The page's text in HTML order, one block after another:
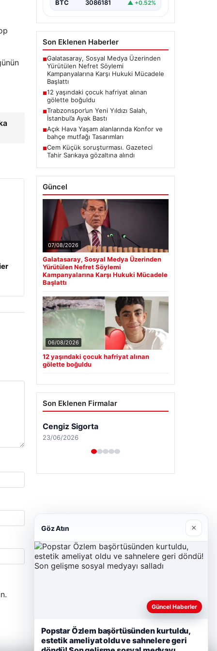
BTC 3086181 ▲ +0.52%
Son Eklenen Haberler
■Galatasaray, Sosyal Medya Üzerinden
Yürütülen Nefret Söylemi
Kampanyalarına Karşı Hukuki Mücadele
Başlattı
■12 yaşındaki çocuk hafriyat alınan
gölette boğuldu
■Trabzonspor’un Yeni Yıldızı Salah,
İstanbul’a Ayak Bastı
■Açık Hava Yaşam alanlarında Konfor ve
bahçe mutfağı Tasarımları
■Cem Küçük soruşturması. Gazeteci
Tahir Sarıkaya gözaltına alındı
Güncel
07/08/2026
Galatasaray, Sosyal Medya Üzerinden
Yürütülen Nefret Söylemi
Kampanyalarına Karşı Hukuki Mücadele
Başlattı
06/08/2026
12 yaşındaki çocuk hafriyat alınan
gölette boğuldu
Son Eklenen Firmalar
Cengiz Sigorta
23/06/2026
Göz Atın ×
Güncel Haberler
Popstar Özlem başörtüsünden kurtuldu,
estetik ameliyat oldu ve sahnelere geri